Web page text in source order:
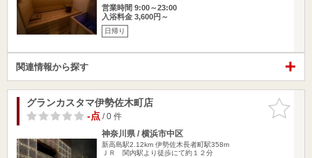
営業時間 9:00～23:00
入浴料金 3,600円～
日帰り
関連情報から探す
お気に入
りに追加
グランカスタマ伊勢佐木町店
-点/ 0 件
神奈川県 / 横浜市中区
新高島駅2.12km 伊勢佐木長者町駅358m
ＪＲ 関内駅より徒歩にて約１２分